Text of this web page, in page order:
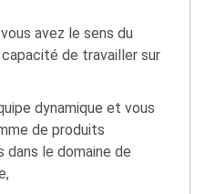
avez le sens du
de travailler sur
dynamique et vous
de produits
le domaine de